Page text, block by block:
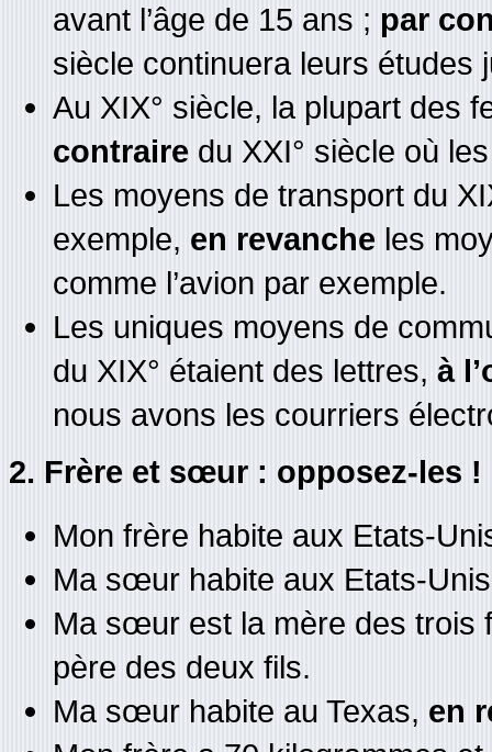
avant l’âge de 15 ans ; par
siècle continuera leurs études
Au XIX° siècle, la plupart des
contraire du XXI° siècle où
Les moyens de transport du
exemple, en revanche les
comme l’avion par exemple.
Les uniques moyens de
du XIX° étaient des lettres, à
nous avons les courriers
2. Frère et sœur : opposez-les !
Mon frère habite aux Etats-
Ma sœur habite aux Etats-
Ma sœur est la mère des trois
père des deux fils.
Ma sœur habite au Texas, en